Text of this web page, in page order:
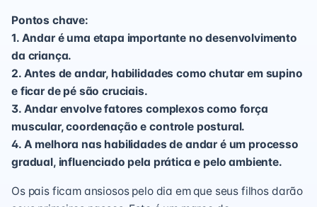
Pontos chave:
1. Andar é uma etapa importante no desenvolvimento
da criança.
2. Antes de andar, habilidades como chutar em supino
e ficar de pé são cruciais.
3. Andar envolve fatores complexos como força
muscular, coordenação e controle postural.
4. A melhora nas habilidades de andar é um processo
gradual, influenciado pela prática e pelo ambiente.
Os pais ficam ansiosos pelo dia em que seus filhos darão